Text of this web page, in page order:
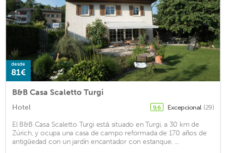
desde
81€
B&B Casa Scaletto Turgi
Hotel 9,6 Excepcional (29)
El B&B Casa Scaletto Turgi está situado en Turgi, a 30 km de
Zúrich, y ocupa una casa de campo reformada de 170 años de
antigüedad con un jardín encantador con estanque. ...